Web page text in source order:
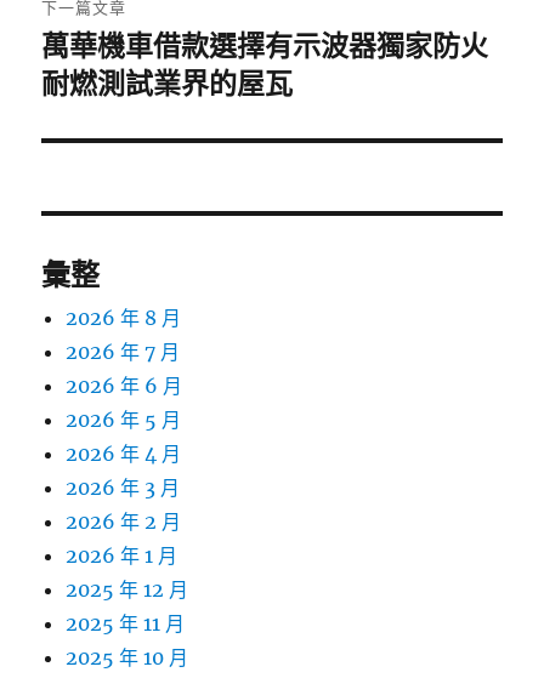
下一篇文章
下
一
文
萬華機車借款選擇有示波器獨家防火
耐燃測試業界的屋瓦
彙整
2026 年 8 月
2026 年 7 月
2026 年 6 月
2026 年 5 月
2026 年 4 月
2026 年 3 月
2026 年 2 月
2026 年 1 月
2025 年 12 月
2025 年 11 月
2025 年 10 月